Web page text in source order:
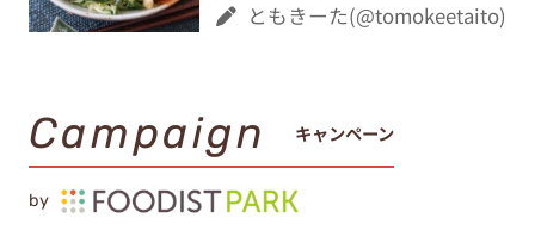
ともきーた(@tomokeetaito)
Campaign キャンペーン
by